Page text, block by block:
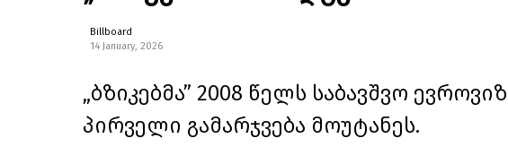
Billboard
14 January, 2026
„ბზიკებმა” 2008 წელს საბავშვო
პირველი გამარჯვება მოუტანეს.